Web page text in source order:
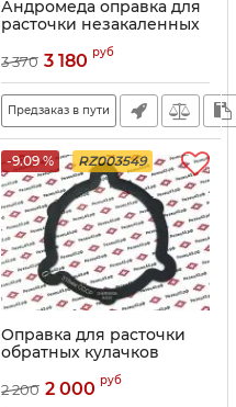
Андромеда оправка для
расточки незакаленных
кулачков 200 мм
3 370 3 180 руб
Предзаказ в пути
-9.09 % RZ003549
Оправка для расточки
обратных кулачков
токарного патрона 315
мм (СССР)
2 200 2 000 руб